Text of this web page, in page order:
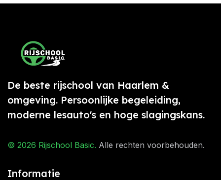
De beste rijschool van Haarlem &
omgeving. Persoonlijke begeleiding,
moderne lesauto's en hoge slagingskans.
© 2026 Rijschool Basic. Alle rechten voorbehouden.
Informatie